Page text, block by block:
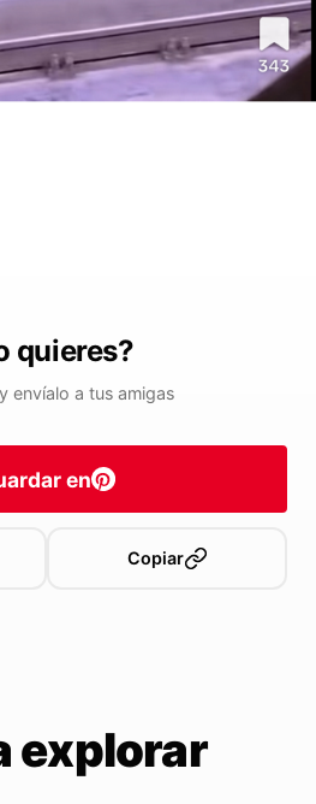
quieres?
envíalo a tus amigas
en
Copiar
explorar